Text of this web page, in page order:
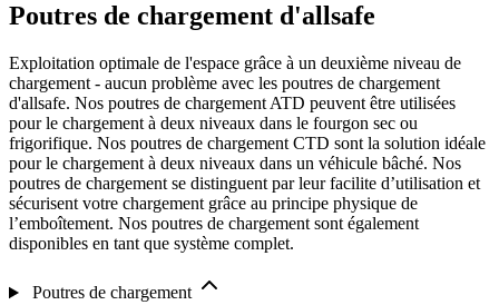
Poutres de chargement d'allsafe
Exploitation optimale de l'espace grâce à un deuxième niveau de
chargement - aucun problème avec les poutres de chargement
d'allsafe. Nos poutres de chargement ATD peuvent être utilisées
pour le chargement à deux niveaux dans le fourgon sec ou
frigorifique. Nos poutres de chargement CTD sont la solution idéale
pour le chargement à deux niveaux dans un véhicule bâché. Nos
poutres de chargement se distinguent par leur facilite d’utilisation et
sécurisent votre chargement grâce au principe physique de
l’emboîtement. Nos poutres de chargement sont également
disponibles en tant que système complet.
Poutres de chargement